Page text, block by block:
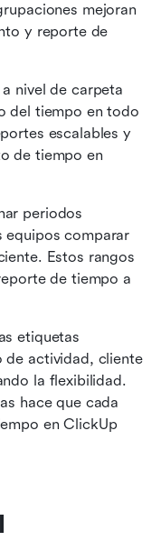
mejoran
y reporte de
nivel de carpeta
del tiempo en todo
escalables y
de tiempo en
periodos
equipos comparar
Estos rangos
de tiempo a
etiquetas
de actividad, cliente
la flexibilidad.
hace que cada
en ClickUp